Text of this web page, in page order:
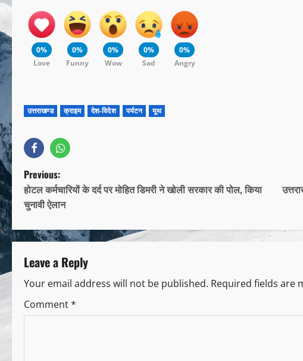
0%
Love
0%
Funny
0%
Wow
0%
Sad
0%
Angry
उत्तराखण्ड क्राइम देश-विदेश पर्यटन यूथ
Previous:
होटल कर्मचारियों के दर्द पर मोहित डिमरी ने खोली सरकार की पोल, किया
चुनावी ऐलान
Leave a Reply
Your email address will not be published. Required fields are
Comment*